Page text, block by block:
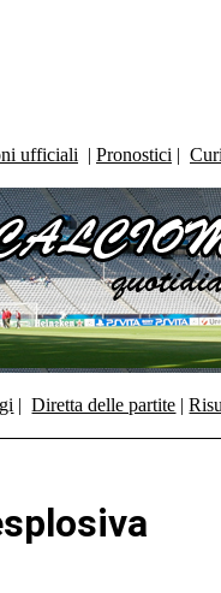
ufficiali | Pronostici |
|Diretta delle partite |